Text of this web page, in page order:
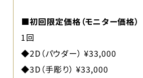
■初回限定価格（モニター価格）
1回
◆2D（パウダー） ¥33,000
◆3D（手彫り） ¥33,000